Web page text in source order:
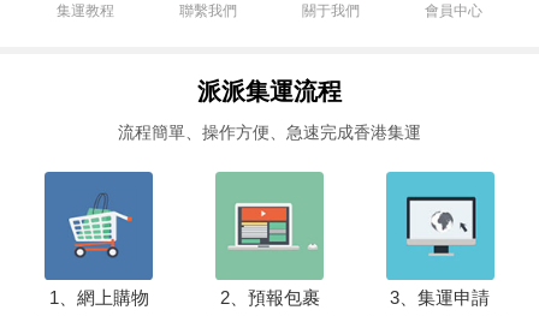
集運教程 聯繫我們 關于我們 會員中心
派派集運流程
流程簡單、操作方便、急速完成香港集運
1、網上購物 2、預報包裹 3、集運申請